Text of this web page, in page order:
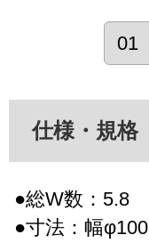
仕様・規格
●総W数：5.8
●寸法：幅φ100